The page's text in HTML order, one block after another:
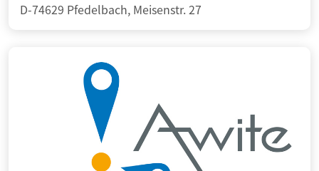
D-74629 Pfedelbach, Meisenstr. 27